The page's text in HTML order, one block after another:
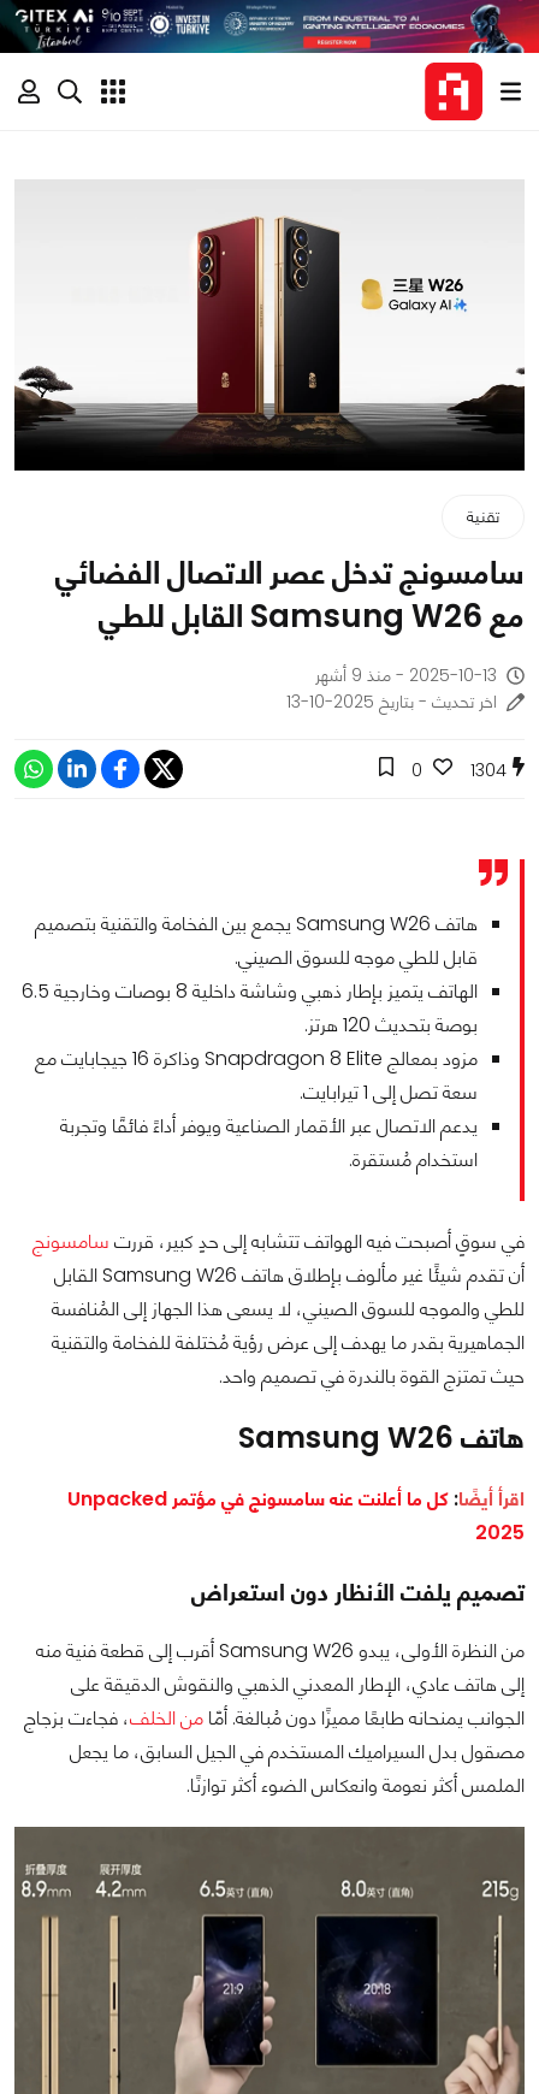
تقنية
سامسونج تدخل عصر الاتصال الفضائي
مع Samsung W26 القابل للطي
2025-10-13 - منذ 9 أشهر
اخر تحديث - بتاريخ 2025-10-13
1304
0
هاتف Samsung W26 يجمع بين الفخامة والتقنية بتصميم
قابل للطي موجه للسوق الصيني.
الهاتف يتميز بإطار ذهبي وشاشة داخلية 8 بوصات وخارجية 6.5
بوصة بتحديث 120 هرتز.
مزود بمعالج Snapdragon 8 Elite وذاكرة 16 جيجابايت مع
سعة تصل إلى 1 تيرابايت.
يدعم الاتصال عبر الأقمار الصناعية ويوفر أداءً فائقًا وتجربة
استخدام مُستقرة.
في سوقٍ أصبحت فيه الهواتف تتشابه إلى حدٍ كبير، قررت سامسونج
أن تقدم شيئًا غير مألوف بإطلاق هاتف Samsung W26 القابل
للطي والموجه للسوق الصيني، لا يسعى هذا الجهاز إلى المُنافسة
الجماهيرية بقدر ما يهدف إلى عرض رؤية مُختلفة للفخامة والتقنية
حيث تمتزج القوة بالندرة في تصميم واحد.
هاتف Samsung W26
اقرأ أيضًا:
كل ما أعلنت عنه سامسونج في مؤتمر Unpacked
2025
تصميم يلفت الأنظار دون استعراض
من النظرة الأولى، يبدو Samsung W26 أقرب إلى قطعة فنية منه
إلى هاتف عادي، الإطار المعدني الذهبي والنقوش الدقيقة على
الجوانب يمنحانه طابعًا مميزًا دون مُبالغة. أمّا من الخلف، فجاءت بزجاج
مصقول بدل السيراميك المستخدم في الجيل السابق، ما يجعل
الملمس أكثر نعومة وانعكاس الضوء أكثر توازنًا.